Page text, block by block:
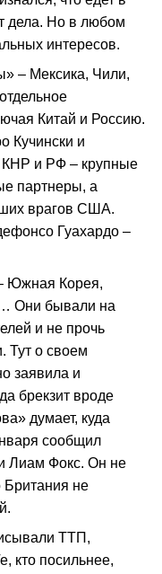
дела. Но в любом
интересов.
– Мексика, Чили,
Китай и Россию.
Кучински и
КНР и РФ – крупные
партнеры, а
врагов США.
Гуахардо –
Южная Корея,
Они бывали на
и не прочь
Тут о своем
заявила и
брекзит вроде
думает, куда
сообщил
Лиам Фокс. Он не
Британия не
ТТП,
кто посильнее,